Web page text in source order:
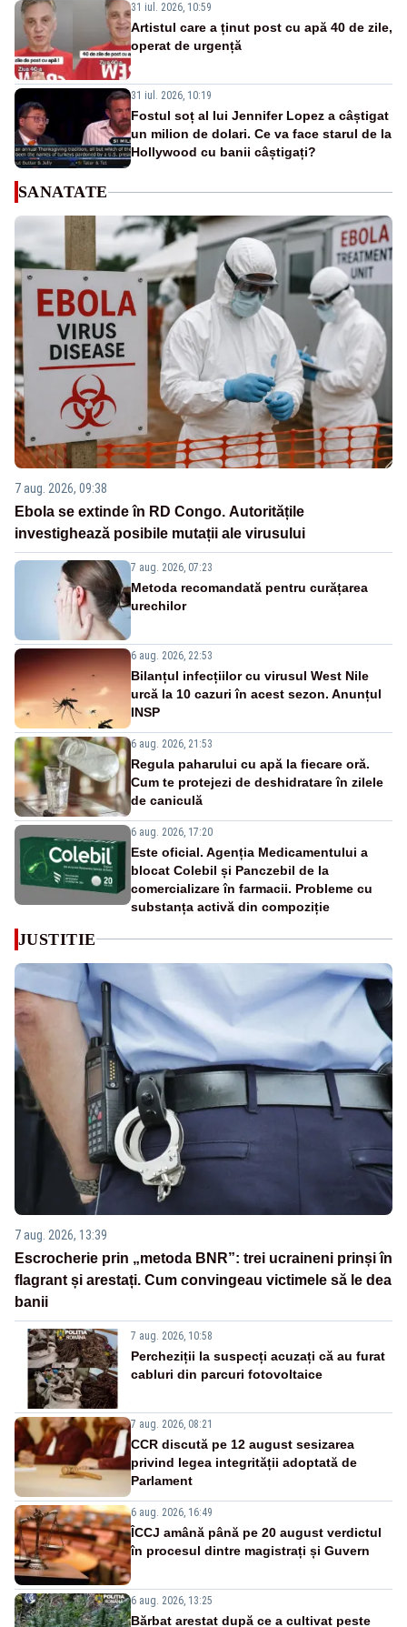
31 iul. 2026, 10:59
Artistul care a ținut post cu apă 40 de zile,
operat de urgență
31 iul. 2026, 10:19
Fostul soț al lui Jennifer Lopez a câștigat
un milion de dolari. Ce va face starul de la
Hollywood cu banii câștigați?
SANATATE
7 aug. 2026, 09:38
Ebola se extinde în RD Congo. Autoritățile
investighează posibile mutații ale virusului
7 aug. 2026, 07:23
Metoda recomandată pentru curățarea
urechilor
6 aug. 2026, 22:53
Bilanțul infecțiilor cu virusul West Nile
urcă la 10 cazuri în acest sezon. Anunțul
INSP
6 aug. 2026, 21:53
Regula paharului cu apă la fiecare oră.
Cum te protejezi de deshidratare în zilele
de caniculă
6 aug. 2026, 17:20
Este oficial. Agenția Medicamentului a
blocat Colebil și Panczebil de la
comercializare în farmacii. Probleme cu
substanța activă din compoziție
JUSTITIE
7 aug. 2026, 13:39
Escrocherie prin „metoda BNR”: trei ucraineni prinși în
flagrant și arestați. Cum convingeau victimele să le dea
banii
7 aug. 2026, 10:58
Percheziții la suspecți acuzați că au furat
cabluri din parcuri fotovoltaice
7 aug. 2026, 08:21
CCR discută pe 12 august sesizarea
privind legea integrității adoptată de
Parlament
6 aug. 2026, 16:49
ÎCCJ amână până pe 20 august verdictul
în procesul dintre magistrați și Guvern
6 aug. 2026, 13:25
Bărbat arestat după ce a cultivat peste